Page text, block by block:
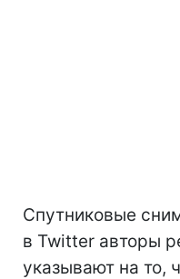
Спутниковые
в Twitter авторы
указывают на то,